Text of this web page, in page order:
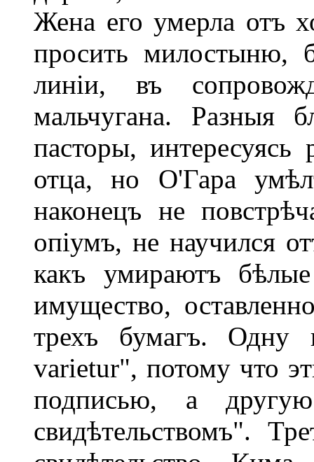
Жена его умерла отъ
просить милостыню,
линіи, въ
мальчугана. Разныя
пасторы, интересуясь
отца, но О'Гара
наконецъ не
опіумъ, не научился
какъ умираютъ
имущество,
трехъ бумагъ. Одну
varietur", потому что
подписью, а
свидѣтельствомъ".